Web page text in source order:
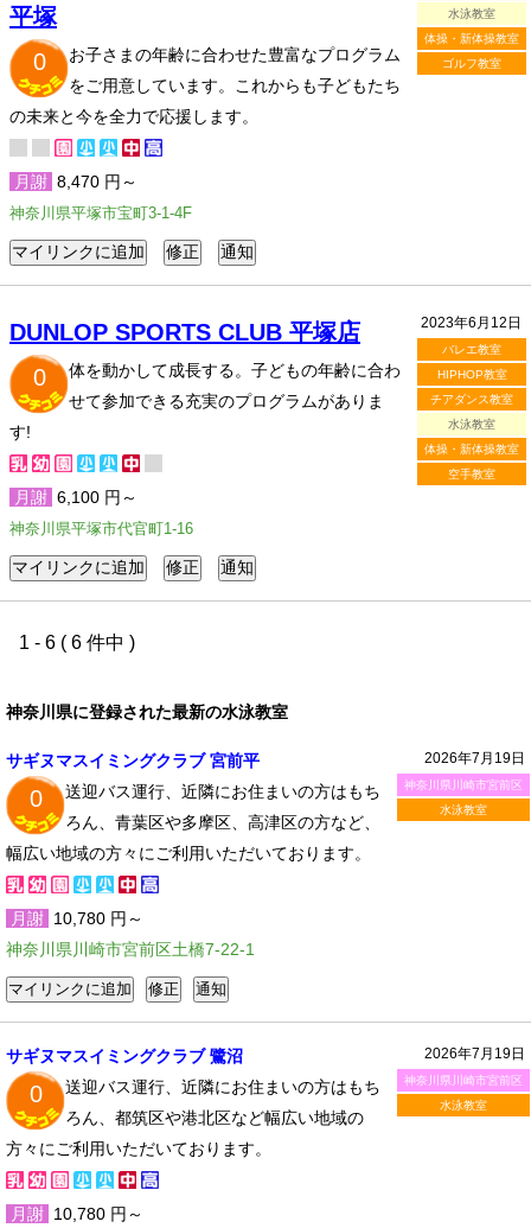
水泳教室
体操・新体操教室
ゴルフ教室
平塚
0
お子さまの年齢に合わせた豊富なプログラム
をご用意しています。これからも子どもたち
の未来と今を全力で応援します。
月謝 8,470 円～
神奈川県平塚市宝町3-1-4F
2023年6月12日
バレエ教室
HIPHOP教室
チアダンス教室
水泳教室
体操・新体操教室
空手教室
DUNLOP SPORTS CLUB 平塚店
0
体を動かして成長する。子どもの年齢に合わ
せて参加できる充実のプログラムがありま
す!
月謝 6,100 円～
神奈川県平塚市代官町1-16
1 - 6 ( 6 件中 )
神奈川県に登録された最新の水泳教室
2026年7月19日
神奈川県川崎市宮前区
水泳教室
サギヌマスイミングクラブ 宮前平
0
送迎バス運行、近隣にお住まいの方はもち
ろん、青葉区や多摩区、高津区の方など、
幅広い地域の方々にご利用いただいております。
月謝 10,780 円～
神奈川県川崎市宮前区土橋7-22-1
2026年7月19日
神奈川県川崎市宮前区
水泳教室
サギヌマスイミングクラブ 鷺沼
0
送迎バス運行、近隣にお住まいの方はもち
ろん、都筑区や港北区など幅広い地域の
方々にご利用いただいております。
月謝 10,780 円～